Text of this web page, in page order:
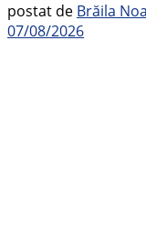
postat de Brăila
07/08/2026